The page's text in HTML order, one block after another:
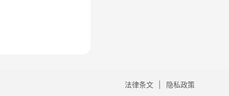
法律条文 隐私政策